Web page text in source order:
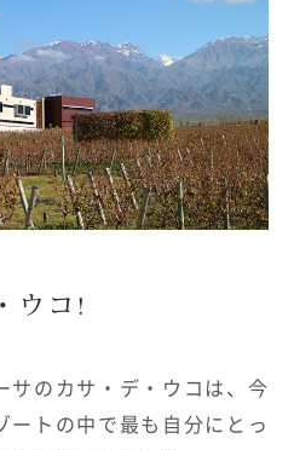
ウコ!
サのカサ・デ・ウコは、今
ートの中で最も自分にとっ